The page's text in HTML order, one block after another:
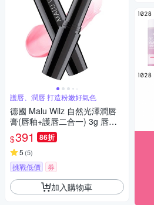
護唇、潤唇 打造粉嫩好氣色
德國 Malu Wilz 自然光澤潤唇
膏(唇釉+護唇二合一) 3g 唇部
菁華液加變色唇釉 改善乾裂唇
紋 打造素顏好氣色
$391 86折
5 (5)
挑戰低價 券
加入購物車